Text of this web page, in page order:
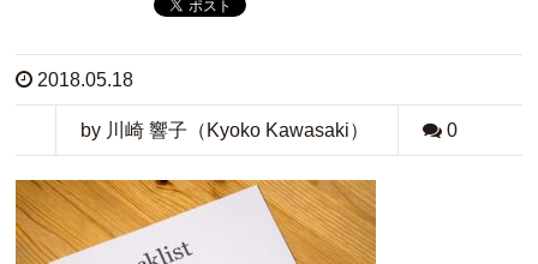
2018.05.18
by 川崎 響子（Kyoko Kawasaki） 0